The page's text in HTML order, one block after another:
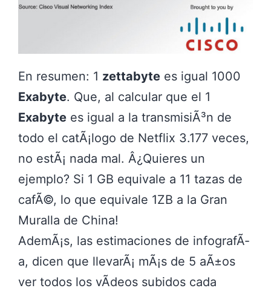
En resumen: 1 zettabyte es igual 1000
Exabyte. Que, al calcular que el 1
Exabyte es igual a la transmisiÃ³n de
todo el catÃ¡logo de Netflix 3.177 veces,
no estÃ¡ nada mal. Â¿Quieres un
ejemplo? Si 1 GB equivale a 11 tazas de
cafÃ©, lo que equivale 1ZB a la Gran
Muralla de China!
AdemÃ¡s, las estimaciones de infografÃ­
a, dicen que llevarÃ¡ mÃ¡s de 5 aÃ±os
ver todos los vÃ­deos subidos cada